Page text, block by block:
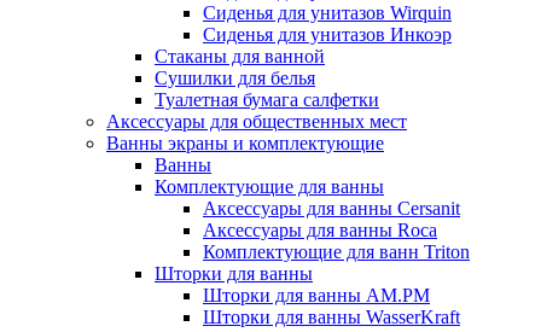
Сиденья для унитазов Wirquin
Сиденья для унитазов Инкоэр
Стаканы для ванной
Сушилки для белья
Туалетная бумага салфетки
Аксессуары для общественных мест
Ванны экраны и комплектующие
Ванны
Комплектующие для ванны
Аксессуары для ванны Cersanit
Аксессуары для ванны Roca
Комплектующие для ванн Triton
Шторки для ванны
Шторки для ванны AM.PM
Шторки для ванны WasserKraft